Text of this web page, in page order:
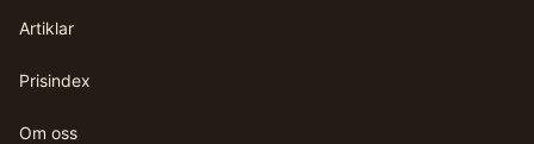
Artiklar
Prisindex
Om oss